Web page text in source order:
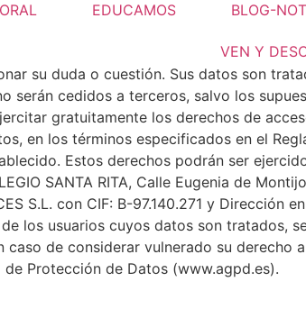
EDUCAMOS BLOG-
VEN Y
su duda o cuestión. Sus datos son
serán cedidos a terceros, salvo los
gratuitamente los derechos de
en los términos especificados en el
Estos derechos podrán ser
SANTA RITA, Calle Eugenia de
S.L. con CIF: B-97.140.271 y Dirección
los usuarios cuyos datos son tratados,
de considerar vulnerado su derecho
Protección de Datos (www.agpd.es).